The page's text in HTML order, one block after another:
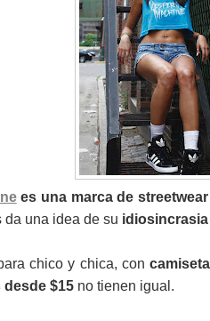
es una marca de
da una idea de su
chico y chica, con
desde $15 no tienen igual.